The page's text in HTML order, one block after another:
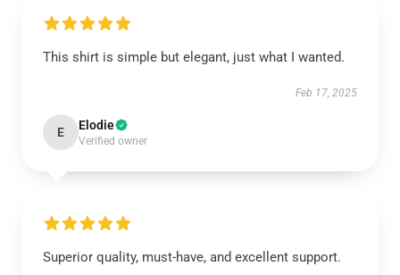
This shirt is simple but elegant, just what I wanted.
Feb 17, 2025
E Elodie
Verified owner
Superior quality, must-have, and excellent support.